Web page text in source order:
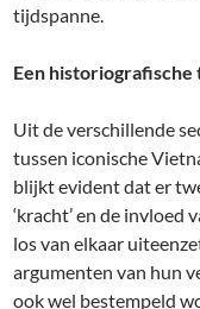
tijdspanne.
Een historiografische
Uit de verschillende
tussen iconische
blijkt evident dat er
‘kracht’ en de invloed
los van elkaar
argumenten van hun
ook wel bestempeld